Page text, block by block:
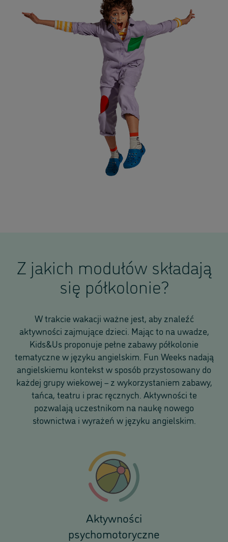
Z jakich modułów składają
się półkolonie?
W trakcie wakacji ważne jest, aby znaleźć
aktywności zajmujące dzieci. Mając to na uwadze,
Kids&Us proponuje pełne zabawy półkolonie
tematyczne w języku angielskim. Fun Weeks nadają
angielskiemu kontekst w sposób przystosowany do
każdej grupy wiekowej – z wykorzystaniem zabawy,
tańca, teatru i prac ręcznych. Aktywności te
pozwalają uczestnikom na naukę nowego
słownictwa i wyrażeń w języku angielskim.
Aktywności
psychomotoryczne